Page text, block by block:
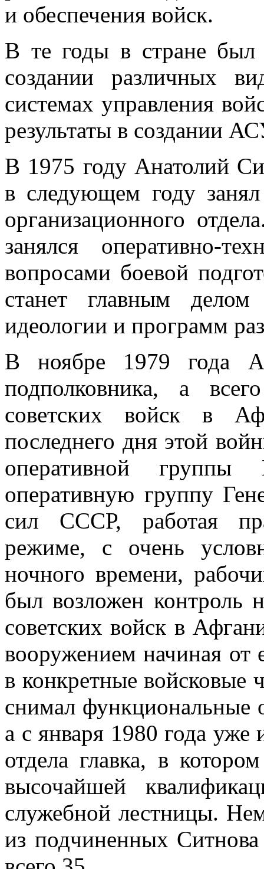
и обеспечения войск.
В те годы в стране был
создании различных
системах управления
результаты в создании
В 1975 году Анатолий
в следующем году
организационного
занялся оперативно-
вопросами боевой
станет главным
идеологии и программ
В ноябре 1979 года
подполковника, а
советских войск в
последнего дня этой
оперативной
оперативную группу
сил СССР, работая
режиме, с очень
ночного времени,
был возложен контроль
советских войск в
вооружением начиная от
в конкретные войсковые
снимал функциональные
а с января 1980 года уже
отдела главка, в
высочайшей
служебной лестницы.
из подчиненных